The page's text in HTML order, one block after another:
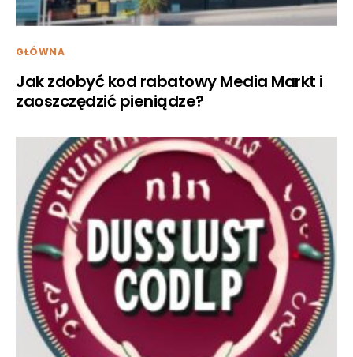
GŁÓWNA
Jak zdobyć kod rabatowy Media Markt i
zaoszczędzić pieniądze?